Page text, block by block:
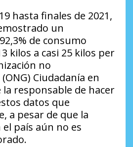
hasta finales de 2021,
un
de consumo
kilos a casi 25 kilos per
no
Ciudadanía en
la responsable de hacer
datos que
a pesar de que la
país aún no es